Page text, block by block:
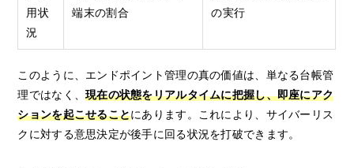
用状
況
端末の割合
の実行
このように、エンドポイント管理の真の価値は、単なる台帳管
理ではなく、現在の状態をリアルタイムに把握し、即座にアク
ションを起こせることにあります。これにより、サイバーリス
クに対する意思決定が後手に回る状況を打破できます。